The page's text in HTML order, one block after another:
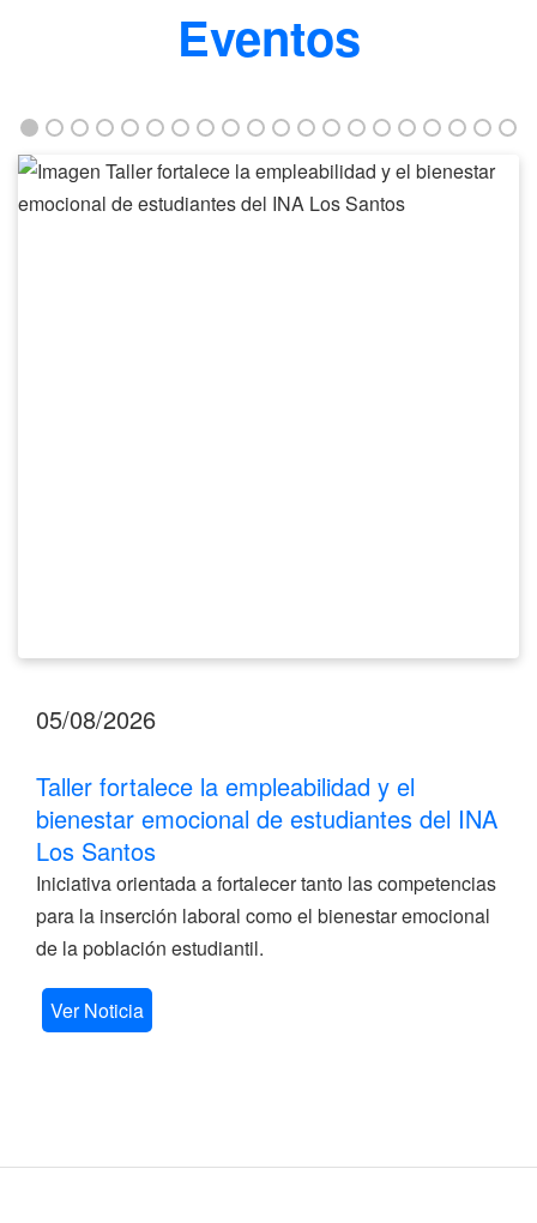
Eventos
Taller
fortalece
05/08/2026
Taller fortalece la empleabilidad y el
bienestar emocional de estudiantes del INA
Los Santos
Iniciativa orientada a fortalecer tanto las competencias
para la inserción laboral como el bienestar emocional
de la población estudiantil.
Ver Noticia